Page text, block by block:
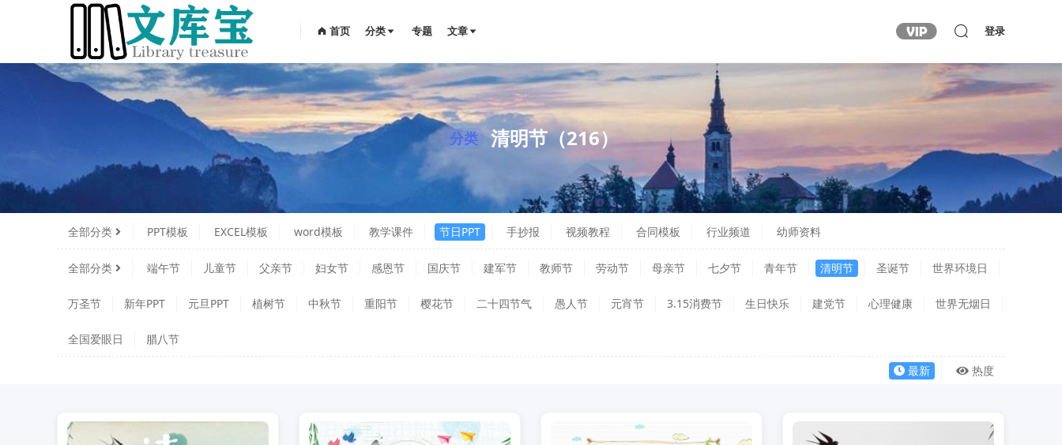
首页 分类 专题 文章 登录
分类 清明节（216）
全部分类 PPT模板 EXCEL模板 word模板 教学课件 节日PPT 手抄报 视频教程 合同模板 行业频道 幼师资料
全部分类 端午节 儿童节 父亲节 妇女节 感恩节 国庆节 建军节 教师节 劳动节 母亲节 七夕节 青年节 清明节 圣诞节 世界环境日
万圣节 新年PPT 元旦PPT 植树节 中秋节 重阳节 樱花节 二十四节气 愚人节 元宵节 3.15消费节 生日快乐 建党节 心理健康 世界无烟日
全国爱眼日 腊八节
最新 热度